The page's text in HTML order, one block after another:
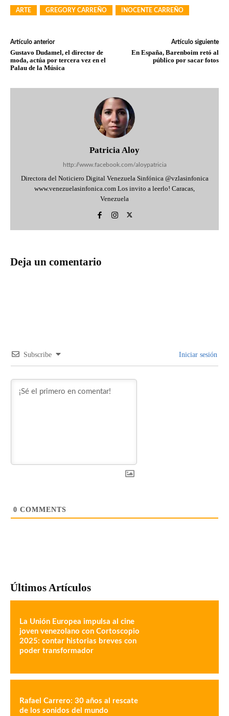
ARTE GREGORY CARREÑO INOCENTE CARREÑO
Artículo anterior
Gustavo Dudamel, el director de
moda, actúa por tercera vez en el
Palau de la Música
Artículo siguiente
En España, Barenboim retó al
público por sacar fotos
Patricia Aloy
http://www.facebook.com/aloypatricia
Directora del Noticiero Digital Venezuela Sinfónica @vzlasinfonica
www.venezuelasinfonica.com Los invito a leerlo! Caracas,
Venezuela
Deja un comentario
Subscribe Iniciar sesión
0 COMMENTS
Últimos Artículos
La Unión Europea impulsa al cine
joven venezolano con Cortoscopio
2025: contar historias breves con
poder transformador
Rafael Carrero: 30 años al rescate
de los sonidos del mundo